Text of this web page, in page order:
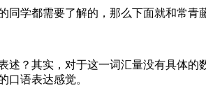
学都需要了解的，那么下面就和常青
其实，对于这一词汇量没有具体的
口语表达感觉。